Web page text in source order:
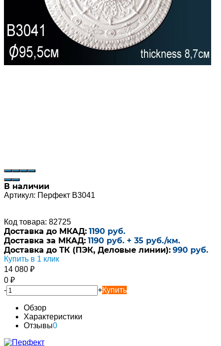
В наличии
Артикул: Перфект B3041
Код товара: 82725
Доставка до МКАД: 1190 руб.
Доставка за МКАД: 1190 руб. + 35 руб./км.
Доставка до ТК (ПЭК, Деловые линии): 990 руб.
Купить в 1 клик
14 080 ₽
0 ₽
-
+Купить
Обзор
Характеристики
Отзывы0